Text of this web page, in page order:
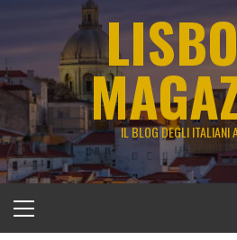
IL BLOG DEGLI ITALIANI
principale